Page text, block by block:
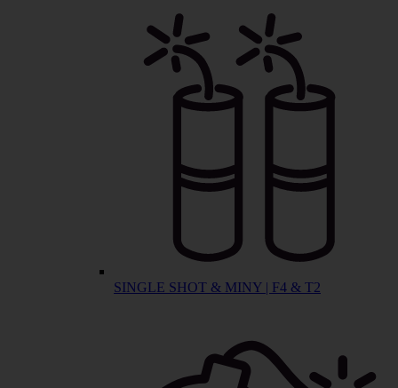
SINGLE SHOT & MINY | F4 & T2